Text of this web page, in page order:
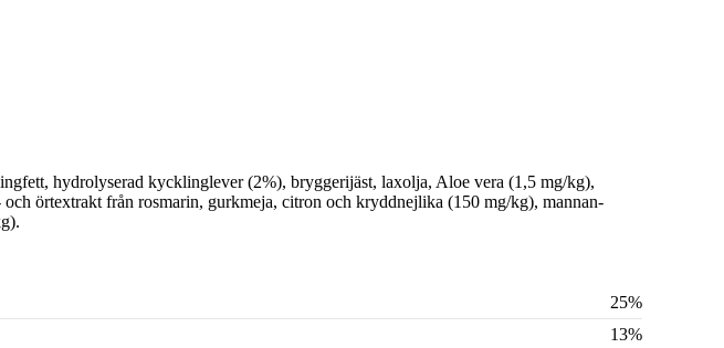
hydrolyserad kycklinglever (2%), bryggerijäst, laxolja, Aloe vera (1,5 mg/kg),
örtextrakt från rosmarin, gurkmeja, citron och kryddnejlika (150 mg/kg), mannan-
25%
13%